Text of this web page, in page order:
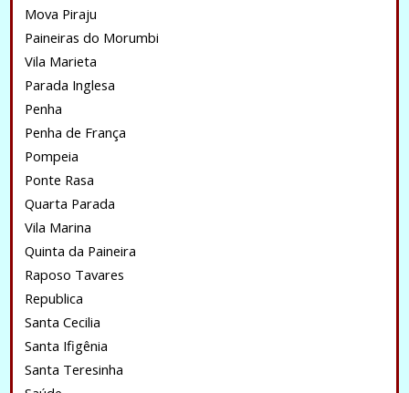
Mova Piraju
Paineiras do Morumbi
Vila Marieta
Parada Inglesa
Penha
Penha de França
Pompeia
Ponte Rasa
Quarta Parada
Vila Marina
Quinta da Paineira
Raposo Tavares
Republica
Santa Cecilia
Santa Ifigênia
Santa Teresinha